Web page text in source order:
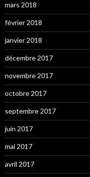
mars 2018
février 2018
janvier 2018
décembre 2017
novembre 2017
octobre 2017
septembre 2017
juin 2017
mai 2017
avril 2017